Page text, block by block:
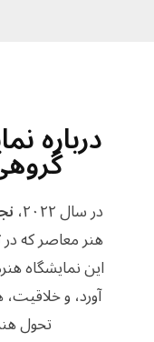
درباره
در سال ۲۰۲۲،
هنر معاصر که در
این نمایشگاه
آورد، و
تحول